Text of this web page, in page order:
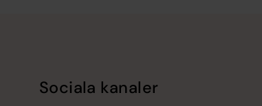
Sociala kanaler